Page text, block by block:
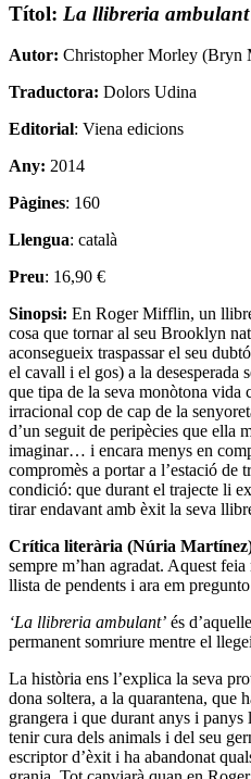
Títol: La llibreria ambulant
Autor: Christopher Morley (Bryn
Traductora: Dolors Udina
Editorial: Viena edicions
Any: 2014
Pàgines: 160
Llengua: català
Preu: 16,90 €
Sinopsi: En Roger Mifflin, un
cosa que tornar al seu Brooklyn
aconsegueix traspassar el seu
el cavall i el gos) a la desesperada
que tipa de la seva monòtona vida
irracional cop de cap de la
d’un seguit de peripècies que ella
imaginar… i encara menys en
compromès a portar a l’estació de
condició: que durant el trajecte li
tirar endavant amb èxit la seva
Crítica literària (Núria
sempre m’han agradat. Aquest
llista de pendents i ara em
‘La llibreria ambulant’ és
permanent somriure mentre el
La història ens l’explica la seva
dona soltera, a la quarantena, que
grangera i que durant anys i panys
tenir cura dels animals i del seu
escriptor d’èxit i ha abandonat